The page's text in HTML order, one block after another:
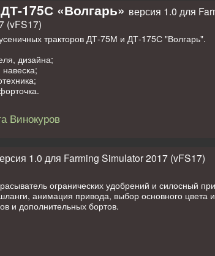
175С «Волгарь» версия 1.0 для
(vFS17)
тракторов ДТ-75М и ДТ-175С "Волгарь".
дизайна;
Винокуров
1.0 для Farming Simulator 2017 (vFS17)
огранических удобрений и силосный
анимация привода, выбор основного цвета и
и дополнительных бортов.